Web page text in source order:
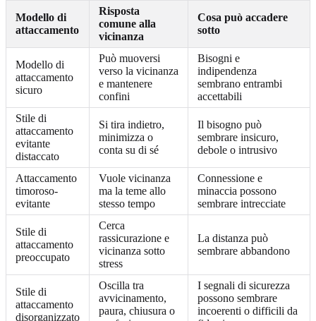
Modello di
attaccamento
Risposta
comune alla
vicinanza
Cosa può accadere
sotto
Modello di
attaccamento
sicuro
Può muoversi
verso la vicinanza
e mantenere
confini
Bisogni e
indipendenza
sembrano entrambi
accettabili
Stile di
attaccamento
evitante
distaccato
Si tira indietro,
minimizza o
conta su di sé
Il bisogno può
sembrare insicuro,
debole o intrusivo
Attaccamento
timoroso-
evitante
Vuole vicinanza
ma la teme allo
stesso tempo
Connessione e
minaccia possono
sembrare intrecciate
Stile di
attaccamento
preoccupato
Cerca
rassicurazione e
vicinanza sotto
stress
La distanza può
sembrare abbandono
Stile di
attaccamento
disorganizzato
Oscilla tra
avvicinamento,
paura, chiusura o
I segnali di sicurezza
possono sembrare
incoerenti o difficili da